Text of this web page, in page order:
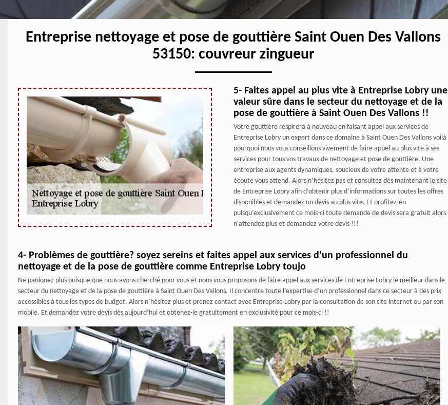
Entreprise nettoyage et pose de gouttière Saint Ouen Des Vallons
53150: couvreur zingueur
5- Faites appel au plus vite à Entreprise Lobry une
valeur sûre dans le secteur du nettoyage et de la
pose de gouttière à Saint Ouen Des Vallons !!
Votre gouttière respirera à nouveau en faisant appel aux services de
Entreprise Lobry un expert dans ce domaine à Saint Ouen Des Vallons voilà
pourquoi nous vous conseillons vivement de faire appel au plus vite à ses
services pour tous vos travaux de nettoyage et pose de gouttière. Une
entreprise aux agents dynamiques, soucieux de votre attente et à votre
écoute vous attend. Alors n’hésitez pas et consultez dès maintenant le site
de Entreprise Lobry afin d’obtenir plus d’informations sur toutes les offres
disponibles et demandez un devis au plus vite. Et profitez-en
puisqu’exclusivement ce mois-ci toute demande de devis sera gratuit alors
n’attendez plus et demandez votre devis !!!
4- Problèmes de gouttière? soyez sereins et faites appel aux services d’un professionnel du
nettoyage et de la pose de gouttière comme Entreprise Lobry toujo
Ne paniquez plus puisque que nous avons cherché pour vous et nous vous proposons de faire appel aux services de Entreprise Lobry le meilleur dans le
secteur du nettoyage et de la pose de gouttière à Saint Ouen Des Vallons. Il concentre toute l’expertise d’un professionnel dans ce secteur à des prix
accessibles à tous les types de budget. Alors n’hésitez plus et prenez contact avec Entreprise Lobry par la consultation de son site internet ou par son
mobile. Et demandez votre devis dès aujourd’hui et obtenez-le gratuitement en exclusivité pour ce mois-ci !!